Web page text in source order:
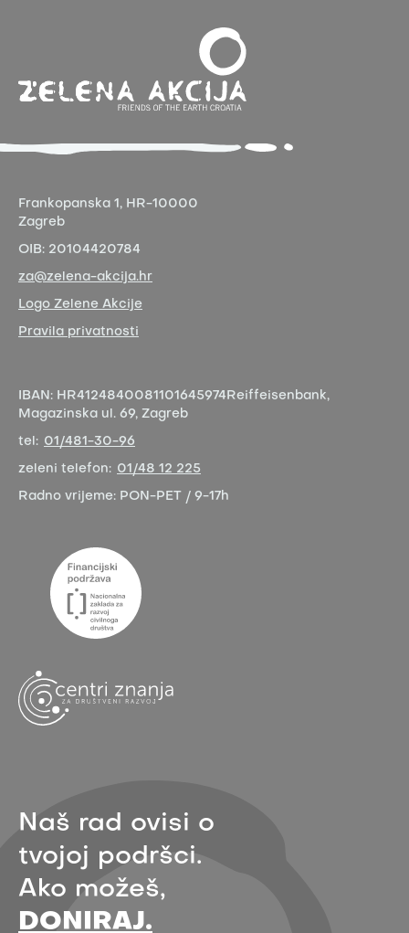
Frankopanska 1, HR-10000
Zagreb
OIB: 20104420784
za@zelena-akcija.hr
Logo Zelene Akcije
Pravila privatnosti
IBAN: HR4124840081101645974 Reiffeisenbank,
Magazinska ul. 69, Zagreb
tel: 01/481-30-96
zeleni telefon: 01/48 12 225
Radno vrijeme: PON-PET / 9-17h
Naš rad ovisi o
tvojoj podršci.
Ako možeš,
DONIRAJ.